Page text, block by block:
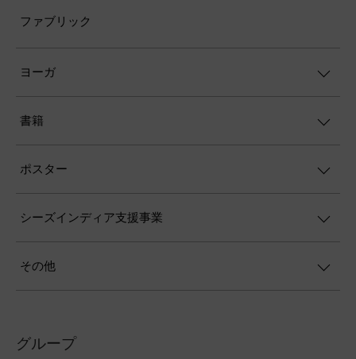
ファブリック
ヨーガ
書籍
ポスター
シーズインディア支援事業
その他
グループ